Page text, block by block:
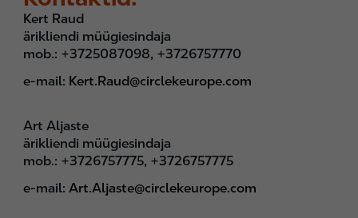
Kert Raud
ärikliendi müügiesindaja
mob.: +3725087098, +3726757770
e-mail: Kert.Raud@circlekeurope.com
Art Aljaste
ärikliendi müügiesindaja
mob.: +3726757775, +3726757775
e-mail: Art.Aljaste@circlekeurope.com